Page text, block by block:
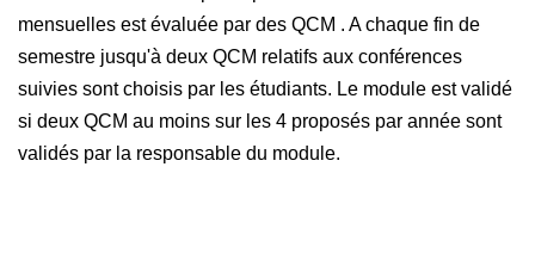
mensuelles est évaluée par des QCM . A chaque fin de
semestre jusqu'à deux QCM relatifs aux conférences
suivies sont choisis par les étudiants. Le module est validé
si deux QCM au moins sur les 4 proposés par année sont
validés par la responsable du module.